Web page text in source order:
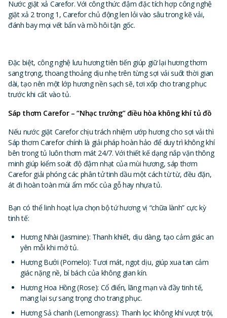
Nước giặt xả Carefor. Với công thức đậm đặc tích hợp công nghệ
giặt xả 2 trong 1, Carefor chủ động len lỏi vào sâu trong kẽ vải,
đánh bay mọi vết bẩn và mồ hôi tận gốc.
Đặc biệt, công nghệ lưu hương tiên tiến giúp giữ lại hương thơm
sang trọng, thoang thoảng dịu nhẹ trên từng sợi vải suốt thời gian
dài, tạo nên một lớp hương nền sạch sẽ, tơi xốp cho trang phục
trước khi cất vào tủ.
Sáp thơm Carefor – “Nhạc trưởng” điều hòa không khí tủ đồ
Nếu nước giặt Carefor chịu trách nhiệm ướp hương cho sợi vải thì
Sáp thơm Carefor chính là giải pháp hoàn hảo để duy trì không khí
bên trong tủ luôn thơm mát 24/7. Với thiết kế dạng nắp vặn thông
minh giúp kiểm soát độ đậm nhạt của mùi hương, sáp thơm
Carefor giải phóng các phân tử tinh dầu một cách từ từ, đều đặn,
át đi hoàn toàn mùi ẩm mốc của gỗ hay nhựa tủ.
Bạn có thể linh hoạt lựa chọn bộ tứ hương vị “chữa lành” cực kỳ
tinh tế:
Hương Nhài (Jasmine): Thanh khiết, dịu dàng, tạo cảm giác an
yên mỗi khi mở tủ.
Hương Bưởi (Pomelo): Tươi mát, ngọt dịu, giúp xua tan cảm
giác nặng nề, bí bách của không gian kín.
Hương Hoa Hồng (Rose): Cổ điển, lãng mạn và đầy tinh tế,
mang lại sự sang trọng cho trang phục.
Hương Sả chanh (Lemongrass): Thanh lọc không khí vượt trội,